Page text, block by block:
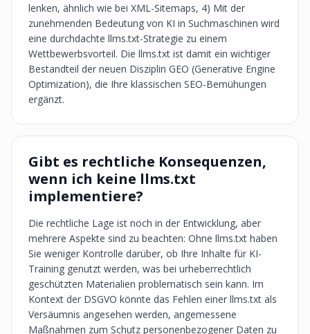
lenken, ähnlich wie bei XML-Sitemaps, 4) Mit der
zunehmenden Bedeutung von KI in Suchmaschinen wird
eine durchdachte llms.txt-Strategie zu einem
Wettbewerbsvorteil. Die llms.txt ist damit ein wichtiger
Bestandteil der neuen Disziplin GEO (Generative Engine
Optimization), die Ihre klassischen SEO-Bemühungen
ergänzt.
Gibt es rechtliche Konsequenzen,
wenn ich keine llms.txt
implementiere?
Die rechtliche Lage ist noch in der Entwicklung, aber
mehrere Aspekte sind zu beachten: Ohne llms.txt haben
Sie weniger Kontrolle darüber, ob Ihre Inhalte für KI-
Training genutzt werden, was bei urheberrechtlich
geschützten Materialien problematisch sein kann. Im
Kontext der DSGVO könnte das Fehlen einer llms.txt als
Versäumnis angesehen werden, angemessene
Maßnahmen zum Schutz personenbezogener Daten zu